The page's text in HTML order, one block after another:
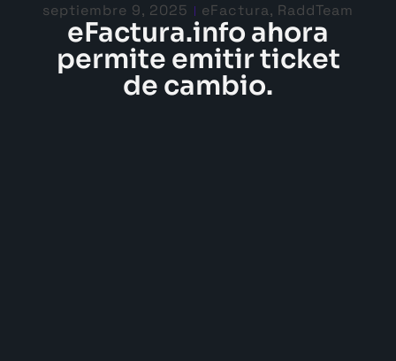
septiembre 9, 2025 eFactura, RaddTeam
eFactura.info ahora
permite emitir ticket
de cambio.